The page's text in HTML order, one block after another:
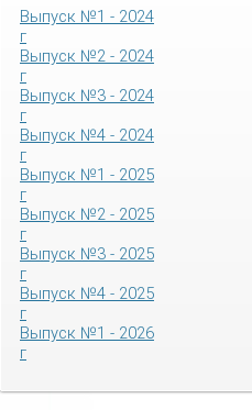
Выпуск №1 - 2024
г
Выпуск №2 - 2024
г
Выпуск №3 - 2024
г
Выпуск №4 - 2024
г
Выпуск №1 - 2025
г
Выпуск №2 - 2025
г
Выпуск №3 - 2025
г
Выпуск №4 - 2025
г
Выпуск №1 - 2026
г